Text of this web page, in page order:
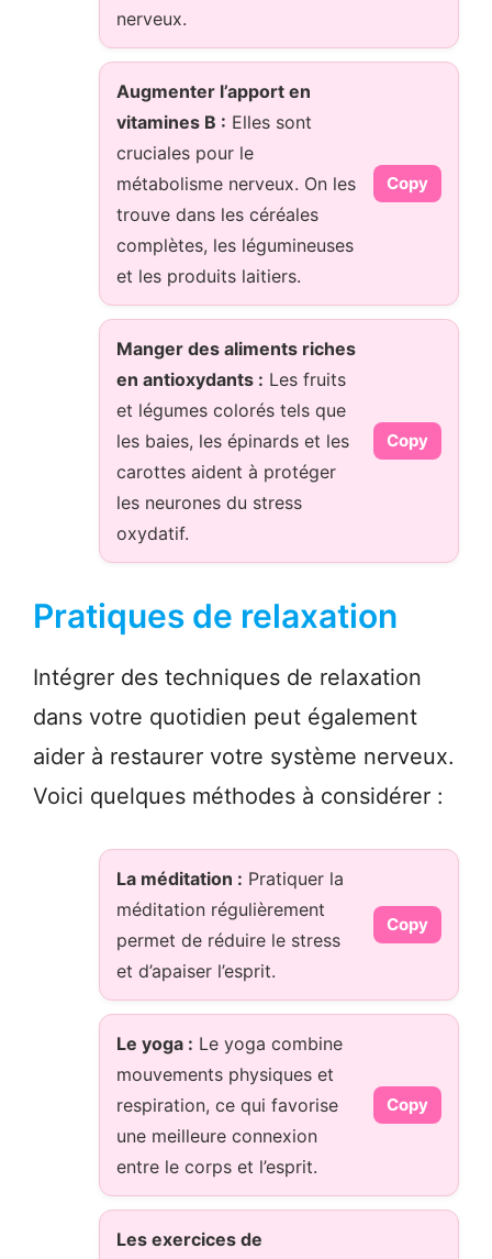
nerveux.
Augmenter l’apport en
vitamines B : Elles sont
cruciales pour le
métabolisme nerveux. On les
trouve dans les céréales
complètes, les légumineuses
et les produits laitiers.
Copy
Manger des aliments riches
en antioxydants : Les fruits
et légumes colorés tels que
les baies, les épinards et les
carottes aident à protéger
les neurones du stress
oxydatif.
Copy
Pratiques de relaxation
Intégrer des techniques de relaxation
dans votre quotidien peut également
aider à restaurer votre système nerveux.
Voici quelques méthodes à considérer :
La méditation : Pratiquer la
méditation régulièrement
permet de réduire le stress
et d’apaiser l’esprit.
Copy
Le yoga : Le yoga combine
mouvements physiques et
respiration, ce qui favorise
une meilleure connexion
entre le corps et l’esprit.
Copy
Les exercices de